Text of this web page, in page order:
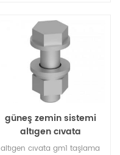
çözümü için vazgeçilmez bir
parçasıdır ayakta kazık.
güneş zemin sistemi
altıgen cıvata
altıgen cıvata gm1 taşlama